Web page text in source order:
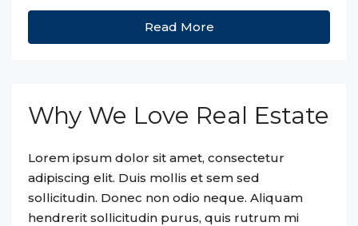
Read More
Why We Love Real Estate
Lorem ipsum dolor sit amet, consectetur
adipiscing elit. Duis mollis et sem sed
sollicitudin. Donec non odio neque. Aliquam
hendrerit sollicitudin purus, quis rutrum mi